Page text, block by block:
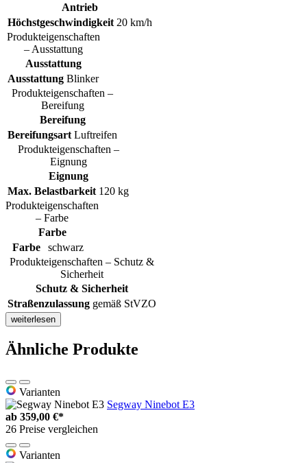
Antrieb
Höchstgeschwindigkeit 20 km/h
Produkteigenschaften
– Ausstattung
Ausstattung
Ausstattung Blinker
Produkteigenschaften –
Bereifung
Bereifung
Bereifungsart Luftreifen
Produkteigenschaften –
Eignung
Eignung
Max. Belastbarkeit 120 kg
Produkteigenschaften
– Farbe
Farbe
Farbe
schwarz
Produkteigenschaften – Schutz &
Sicherheit
Schutz & Sicherheit
Straßenzulassung gemäß StVZO
weiterlesen
Ähnliche Produkte
Varianten
Segway Ninebot E3
ab 359,00 €*
26 Preise vergleichen
Varianten